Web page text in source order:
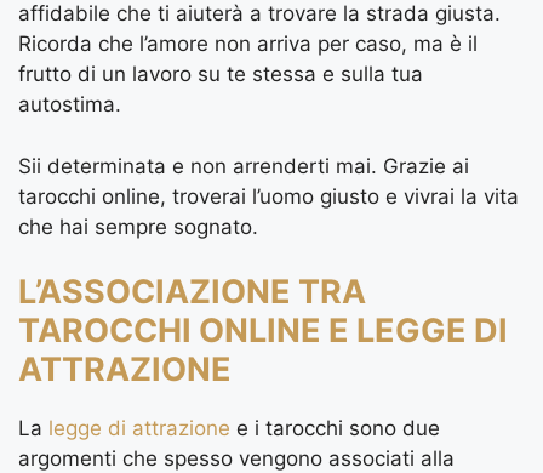
affidabile che ti aiuterà a trovare la strada giusta.
Ricorda che l’amore non arriva per caso, ma è il
frutto di un lavoro su te stessa e sulla tua
autostima.
Sii determinata e non arrenderti mai. Grazie ai
tarocchi online, troverai l’uomo giusto e vivrai la vita
che hai sempre sognato.
L’ASSOCIAZIONE TRA
TAROCCHI ONLINE E LEGGE DI
ATTRAZIONE
La legge di attrazione e i tarocchi sono due
argomenti che spesso vengono associati alla